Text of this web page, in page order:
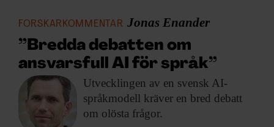
FORSKARKOMMENTAR Jonas Enander
”Bredda debatten om
ansvarsfull AI för språk”
Utvecklingen av en svensk AI-
språkmodell kräver en bred debatt
om olösta frågor.